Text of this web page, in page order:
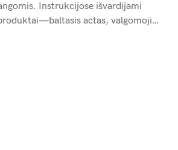
Instrukcijose išvardijami
actas, valgomoji…